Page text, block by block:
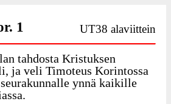
1 UT38 alaviittein
tahdosta Kristuksen
ja veli Timoteus Korintossa
ynnä kaikille